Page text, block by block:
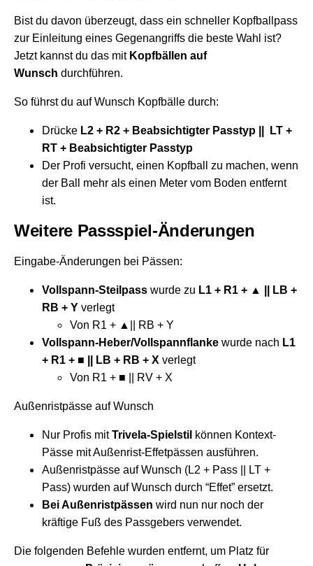
Bist du davon überzeugt, dass ein schneller Kopfballpass
zur Einleitung eines Gegenangriffs die beste Wahl ist?
Jetzt kannst du das mit Kopfbällen auf
Wunsch durchführen.
So führst du auf Wunsch Kopfbälle durch:
Drücke L2 + R2 + Beabsichtigter Passtyp || LT +
RT + Beabsichtigter Passtyp
Der Profi versucht, einen Kopfball zu machen, wenn
der Ball mehr als einen Meter vom Boden entfernt
ist.
Weitere Passspiel-Änderungen
Eingabe-Änderungen bei Pässen:
Vollspann-Steilpass wurde zu L1 + R1 + ▲ || LB +
RB + Y verlegt
Von R1 + ▲|| RB + Y
Vollspann-Heber/Vollspannflanke wurde nach L1
+ R1 + ■ || LB + RB + X verlegt
Von R1 + ■ || RV + X
Außenristpässe auf Wunsch
Nur Profis mitTrivela-Spielstil können Kontext-
Pässe mit Außenrist-Effetpässen ausführen.
Außenristpässe auf Wunsch (L2 + Pass || LT +
Pass) wurden auf Wunsch durch “Effet” ersetzt.
Bei Außenristpässen wird nun nur noch der
kräftige Fuß des Passgebers verwendet.
Die folgenden Befehle wurden entfernt, um Platz für